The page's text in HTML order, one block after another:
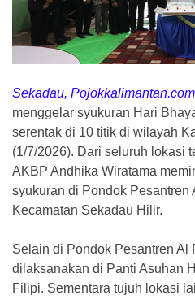
Sekadau, Pojokkalimantan.com
menggelar syukuran Hari
serentak di 10 titik di wilayah
(1/7/2026). Dari seluruh lokasi
AKBP Andhika Wiratama
syukuran di Pondok Pesantren
Kecamatan Sekadau Hilir.
Selain di Pondok Pesantren Al
dilaksanakan di Panti Asuhan
Filipi. Sementara tujuh lokasi